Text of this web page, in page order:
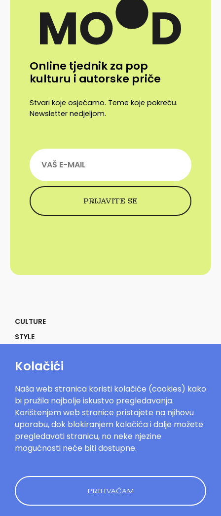
Online tjednik za pop
kulturu i autorske priče
Stvari koje osjećamo. Teme koje pokreću.
Newsletter nedjeljom.
CULTURE
STYLE
POWER
IN THE MOOD
Mood.hr©2023. Sva prava zadržana.
korištenja
Politika kolačića
Pravila
privatnosti
Dizajn by
Kolačići
Naša web stranica koristi kolačiće (cookies) kako
bi pružila najbolje iskustvo pregledavanja.
Korištenjem web stranice pristajete na njihovu
uporabu, dok blokiranjem kolačića i dalje možete
pregledavati stranicu, no neke njezine
mogućnosti neće biti dostupne.
PRIHVAĆAM